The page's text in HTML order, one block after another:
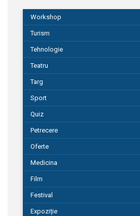
Workshop
Turism
Tehnologie
Teatru
Targ
Sport
Quiz
Petrecere
Oferte
Medicina
Film
Festival
Expoziție